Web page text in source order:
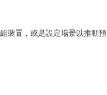
裝置，或是設定場景以推動預